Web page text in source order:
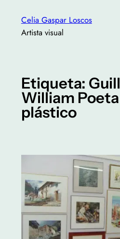
contenido
Celia Gaspar Loscos
Artista visual
Etiqueta:
William
plástico